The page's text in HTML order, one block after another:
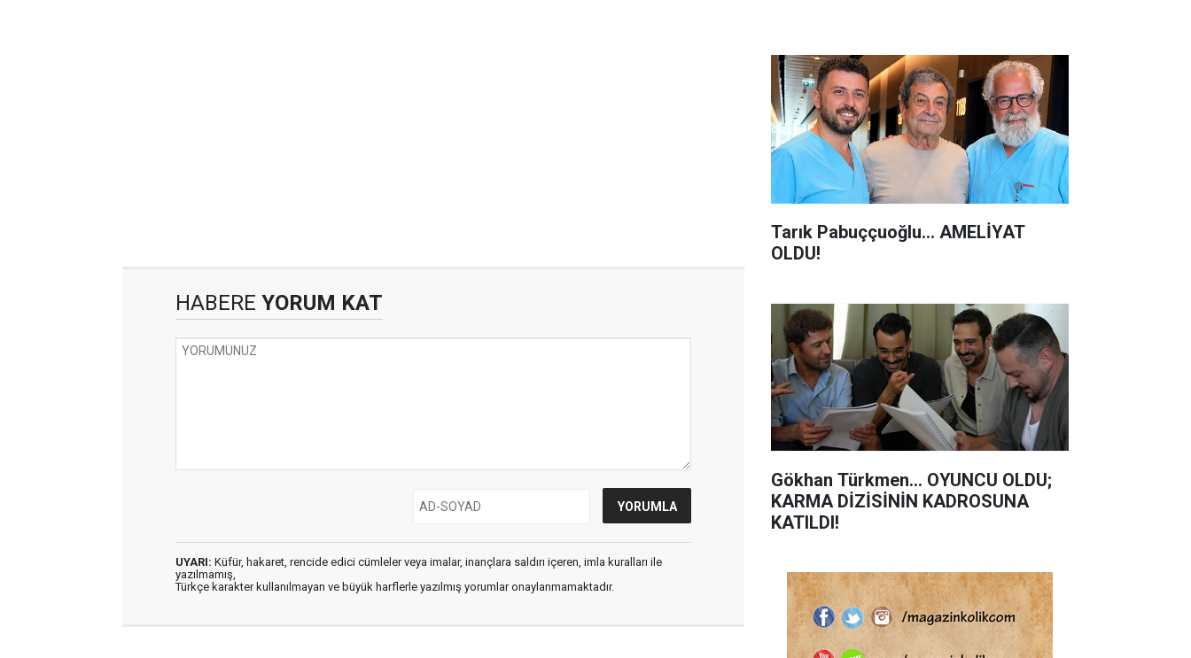
HABERE YORUM KAT
UYARI: Küfür, hakaret, rencide edici cümleler veya imalar, inançlara saldırı içeren, imla kuralları ile
yazılmamış,
Türkçe karakter kullanılmayan ve büyük harflerle yazılmış yorumlar onaylanmamaktadır.
Tarık Pabuççuoğlu… AMELİYAT
OLDU!
Gökhan Türkmen... OYUNCU OLDU;
KARMA DİZİSİNİN KADROSUNA
KATILDI!